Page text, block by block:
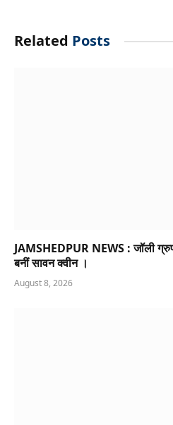
Related Posts
JAMSHEDPUR NEWS : जॉली
बनीं सावन क्वीन ।
August 8, 2026